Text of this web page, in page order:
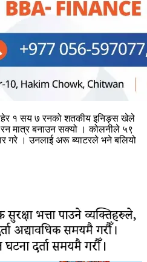
१ सय ७ रनको शतकीय इनिङ्स खेले
मात्र बनाउन सक्यो । कोलनीले ५९
गरे । उनलाई अरू ब्याटरले भने बलियो